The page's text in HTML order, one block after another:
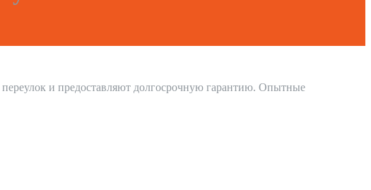
и предоставляют долгосрочную гарантию. Опытные